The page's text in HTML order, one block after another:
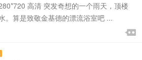
高清 突发奇想的一个雨天，顶楼
。算是致敬金基德的漂流浴室吧 ...

